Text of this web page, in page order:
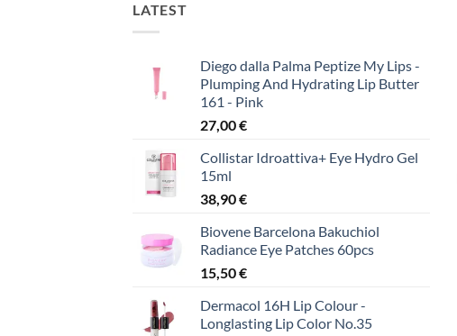
LATEST
Diego dalla Palma Peptize My Lips -
Plumping And Hydrating Lip Butter
161 - Pink
27,00€
Collistar Idroattiva+ Eye Hydro Gel
15ml
38,90€
Biovene Barcelona Bakuchiol
Radiance Eye Patches 60pcs
15,50€
Dermacol 16H Lip Colour -
Longlasting Lip Color No.35